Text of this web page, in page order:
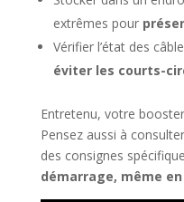
extrêmes pour
Vérifier l’état des
éviter les courts-
Entretenu, votre
Pensez aussi à
des consignes
démarrage, même